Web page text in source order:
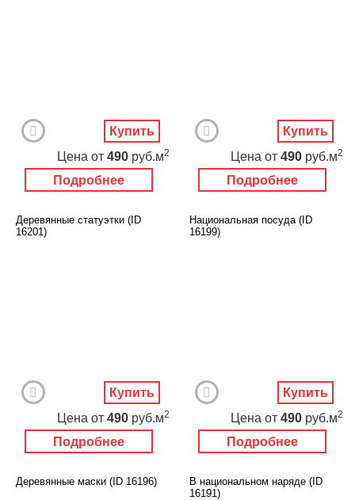
Подробнее
Цена от 490 руб.м2
Купить
Подробнее
Цена от 490 руб.м2
Купить
Деревянные статуэтки (ID
16201)
Подробнее
Цена от 490 руб.м2
Купить
Национальная посуда (ID
16199)
Подробнее
Цена от 490 руб.м2
Купить
Деревянные маски (ID 16196)
В национальном наряде (ID
16191)